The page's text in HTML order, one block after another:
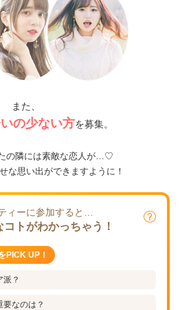
また、
の少ない方を募集。
の隣には素敵な恋人が…♡
な思い出ができますように！
ィーに参加すると…
トがわかっちゃう！
PICK UP！
派？
なのは？